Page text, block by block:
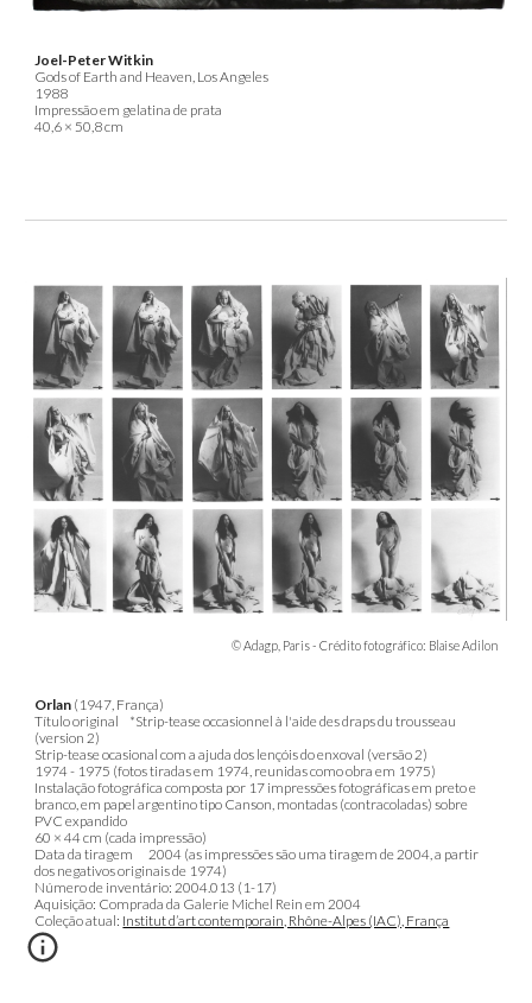
Joel-Peter Witkin
Gods of Earth and Heaven, Los Angeles
1988
Impressão em gelatina de prata
40,6 × 50,8 cm
©Adagp, Paris - Crédito fotográfico: Blaise Adilon
Orlan (1947, França)
Título original
*Strip-tease occasionnel à l'aide des draps du trousseau
(version 2)
Strip-tease ocasional com a ajuda dos lençóis do enxoval (versão 2)
1974 - 1975 (fotos tiradas em 1974, reunidas como obra em 1975)
Instalação fotográfica composta por 17 impressões fotográficas em preto e
branco, em papel argentino tipo Canson, montadas (contracoladas) sobre
PVC expandido
60 × 44 cm (cada impressão)
Data da tiragem
2004 (as impressões são uma tiragem de 2004, a partir
dos negativos originais de 1974)
Número de inventário: 2004.013 (1-17)
Aquisição: Comprada da Galerie Michel Rein em 2004
Coleção atual: Institut d’art contemporain, Rhône-Alpes (IAC), França